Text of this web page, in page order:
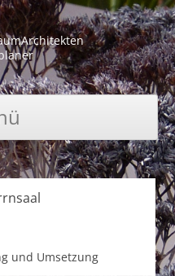
Inhalt springen
und Umsetzung